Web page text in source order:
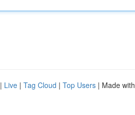
| Live | Tag Cloud | Top Users | Made with